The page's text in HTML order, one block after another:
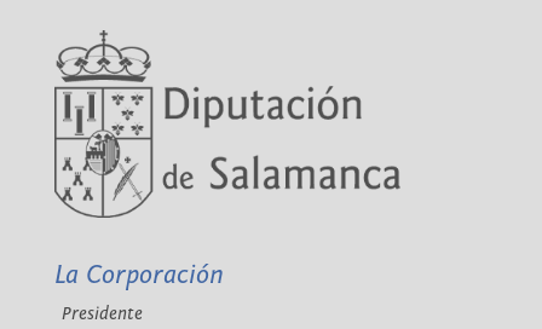
La Corporación
Presidente